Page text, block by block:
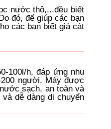
nước thô,...đều biết
đó, để giúp các bạn
các bạn biết giá cát
100l/h, đáp ứng nhu
người. Máy được
sạch, an toàn và
dễ dàng di chuyển